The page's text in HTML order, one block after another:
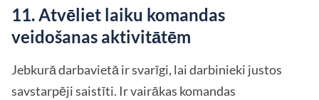
11. Atvēliet laiku komandas
veidošanas aktivitātēm
Jebkurā darbavietā ir svarīgi, lai darbinieki justos
savstarpēji saistīti. Ir vairākas komandas